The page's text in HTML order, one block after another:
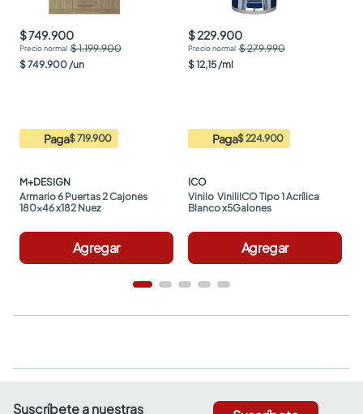
$ 749.900
$ 1.199.900
$749.900 /un
Paga$ 719.900
M+DESIGN
Armario 6 Puertas 2 Cajones
180x46 x182 Nuez
Agregar
$ 229.900
$ 279.990
$12,15 /ml
Paga$ 224.900
ICO
Vinilo  ViniliICO Tipo 1 Acrílica
Blanco x5Galones
Agregar
Suscríbete a nuestras